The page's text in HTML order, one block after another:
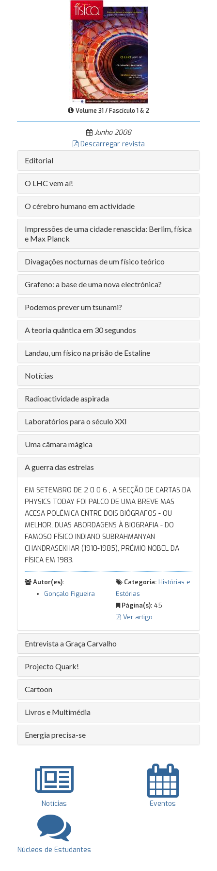
Volume 31 / Fascículo 1 & 2
Junho 2008
Descarregar revista
Editorial
O LHC vem aí!
O cérebro humano em actividade
Impressões de uma cidade renascida: Berlim, física
e Max Planck
Divagações nocturnas de um físico teórico
Grafeno: a base de uma nova electrónica?
Podemos prever um tsunami?
A teoria quântica em 30 segundos
Landau, um físico na prisão de Estaline
Notícias
Radioactividade aspirada
Laboratórios para o século XXI
Uma câmara mágica
A guerra das estrelas
EM SETEMBRO DE 2 0 0 6 , A SECÇÃO DE CARTAS DA
PHYSICS TODAY FOI PALCO DE UMA BREVE MAS
ACESA POLÉMICA ENTRE DOIS BIÓGRAFOS - OU
MELHOR, DUAS ABORDAGENS À BIOGRAFIA - DO
FAMOSO FÍSICO INDIANO SUBRAHMANYAN
CHANDRASEKHAR (1910-1985), PRÉMIO NOBEL DA
FÍSICA EM 1983.
Autor(es):
Gonçalo Figueira
Categoria: Histórias e
Estórias
Página(s): 45
Ver artigo
Entrevista a Graça Carvalho
Projecto Quark!
Cartoon
Livros e Multimédia
Energia precisa-se
Notícias Eventos
Núcleos de Estudantes